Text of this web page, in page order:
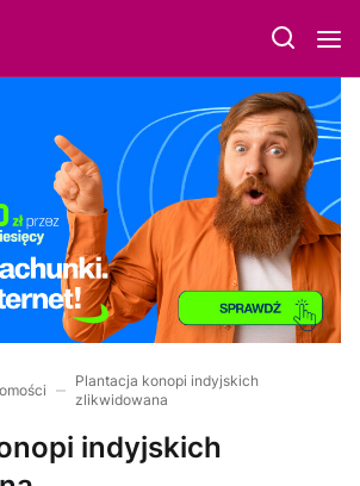
Plantacja konopi indyjskich
zlikwidowana
indyjskich